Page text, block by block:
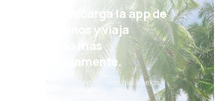
¡Eh! Descarga la app de
eDestinos y viaja
incluso más
cómodamente.
Nuevas ofertas cada día: vuelos,
vacaciones, escapadas